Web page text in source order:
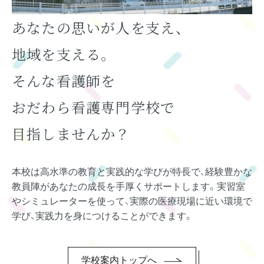
あなたの思いが人を支え、
地域を支える。
そんな看護師を
おだわら看護専門学校で
目指しませんか？
本校は高水準の教育と実践的な学びが特長で、経験豊かな
教員陣があなたの成長を手厚くサポートします。実習室
やシミュレーターを使って、実際の医療現場に近い環境で
学び、実践力を身につけることができます。
学校案内トップへ